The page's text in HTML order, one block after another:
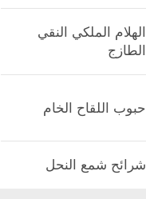
الهلام الملكي النقي
الطازج
حبوب اللقاح الخام
شرائح شمع النحل